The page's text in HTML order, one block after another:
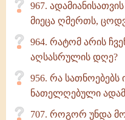
967.
მიეცა ღმერთს,
964. რატომ არის
აღსასრულის დღე?
956. რა
ნათელღებული
707. როგორ უნდა